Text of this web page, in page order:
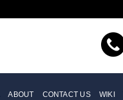
ABOUT CONTACT US WIKI